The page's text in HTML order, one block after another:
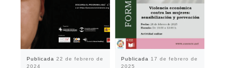
Publicada 22 de febrero de
2024
Publicada
17 de febrero de
2025